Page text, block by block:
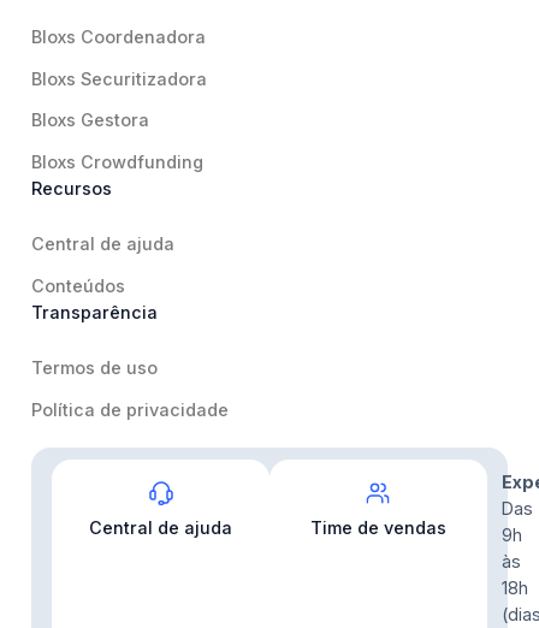
Bloxs Coordenadora
Bloxs Securitizadora
Bloxs Gestora
Bloxs Crowdfunding
Recursos
Central de ajuda
Conteúdos
Transparência
Termos de uso
Política de privacidade
Central de ajuda Time de vendas
Das
9h
às
18h